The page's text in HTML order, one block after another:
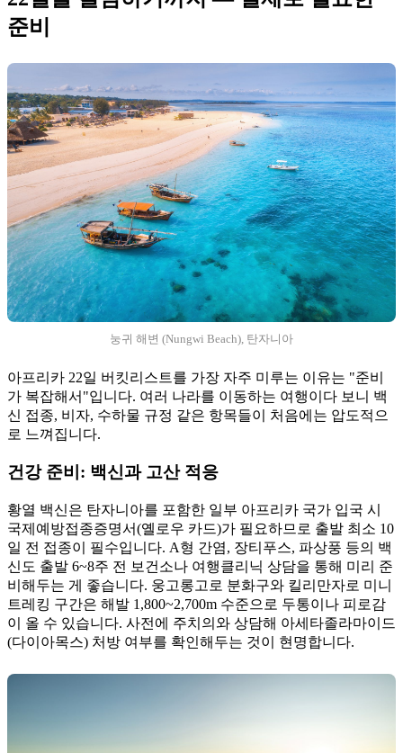
준비
눙귀 해변 (Nungwi Beach), 탄자니아
아프리카 22일 버킷리스트를 가장 자주 미루는 이유는 "준비
가 복잡해서"입니다. 여러 나라를 이동하는 여행이다 보니 백
신 접종, 비자, 수하물 규정 같은 항목들이 처음에는 압도적으
로 느껴집니다.
건강 준비: 백신과 고산 적응
황열 백신은 탄자니아를 포함한 일부 아프리카 국가 입국 시
국제예방접종증명서(옐로우 카드)가 필요하므로 출발 최소 10
일 전 접종이 필수입니다. A형 간염, 장티푸스, 파상풍 등의 백
신도 출발 6~8주 전 보건소나 여행클리닉 상담을 통해 미리 준
비해두는 게 좋습니다. 웅고롱고로 분화구와 킬리만자로 미니
트레킹 구간은 해발 1,800~2,700m 수준으로 두통이나 피로감
이 올 수 있습니다. 사전에 주치의와 상담해 아세타졸라마이드
(다이아목스) 처방 여부를 확인해두는 것이 현명합니다.